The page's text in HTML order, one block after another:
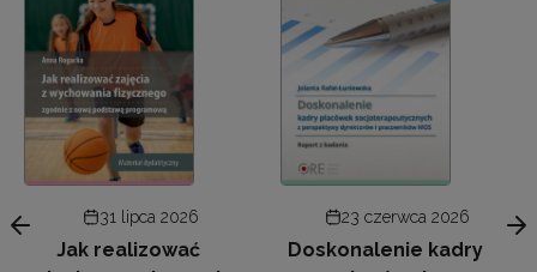
31 lipca 2026
Jak realizować
23 czerwca 2026
Doskonalenie kadry